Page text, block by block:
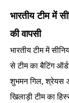
भारतीय टीम में
की वापसी
भारतीय टीम में
से टीम का बैटिंग
शुभमन गिल, श्रेयस
खिलाड़ी टीम का